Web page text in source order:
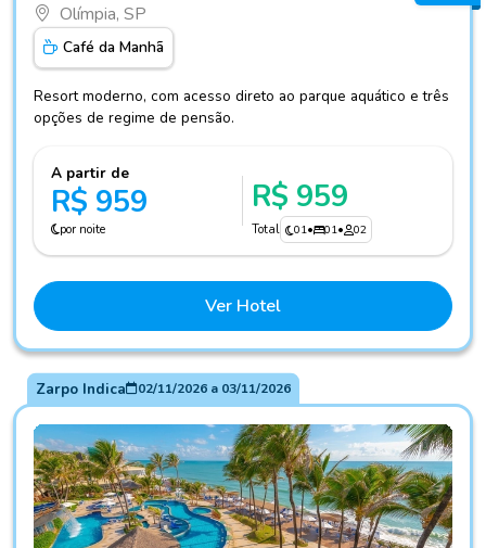
Olímpia, SP
Café da Manhã
Resort moderno, com acesso direto ao parque aquático e três
opções de regime de pensão.
A partir de
R$ 959
por noite
R$ 959
Total 01• 01• 02
Ver Hotel
Zarpo Indica 02/11/2026a 03/11/2026